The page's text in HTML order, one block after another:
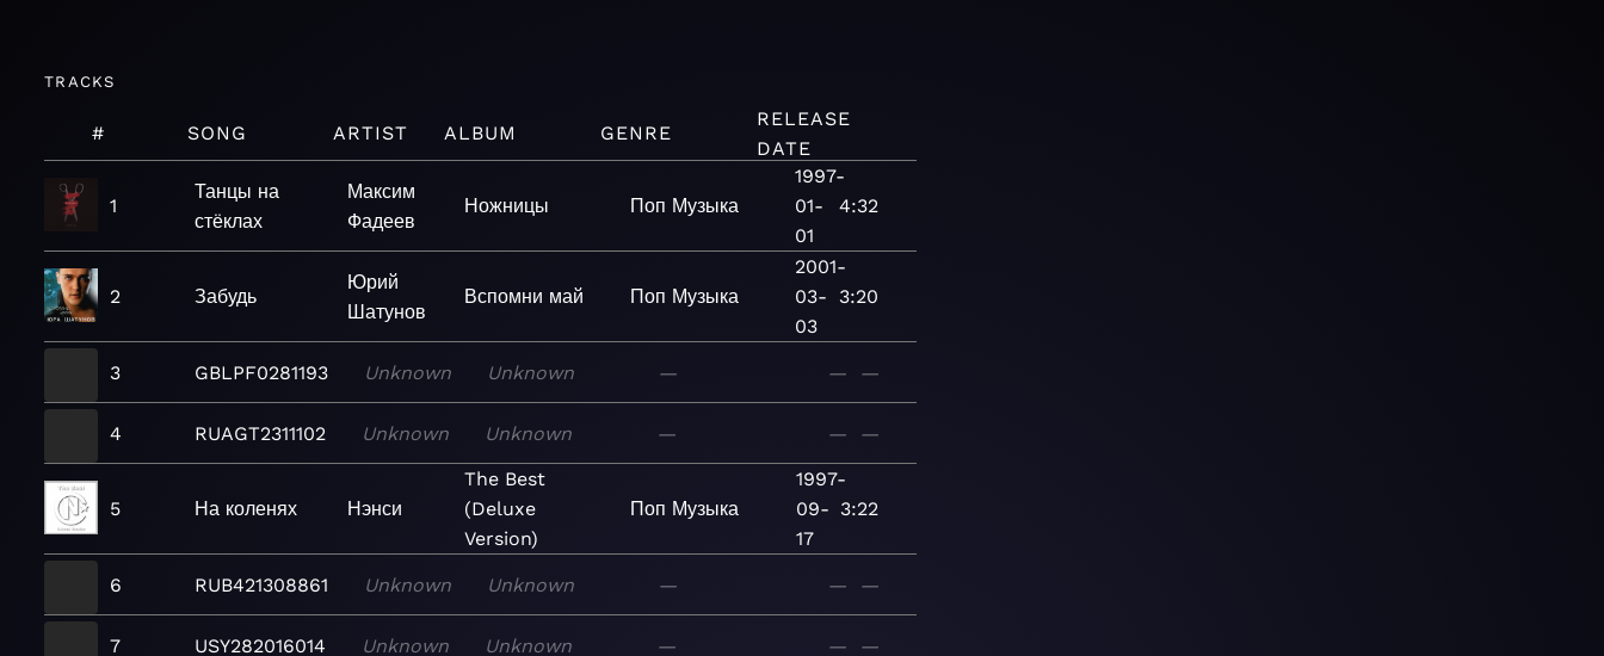
TRACKS
# SONG ARTIST ALBUM GENRE
RELEASE
DATE
1
Танцы на
стёклах
Максим
Фадеев
Ножницы Поп Музыка
1997-
01-
01
4:32
2 Забудь
Юрий
Шатунов
Вспомни май Поп Музыка
2001-
03-
03
3:20
3 GBLPF0281193 Unknown Unknown — — —
4 RUAGT2311102 Unknown Unknown — — —
5 На коленях Нэнси
The Best
(Deluxe
Version)
Поп Музыка
1997-
09-
17
3:22
6 RUB421308861 Unknown Unknown — — —
7 USY282016014 Unknown Unknown — — —